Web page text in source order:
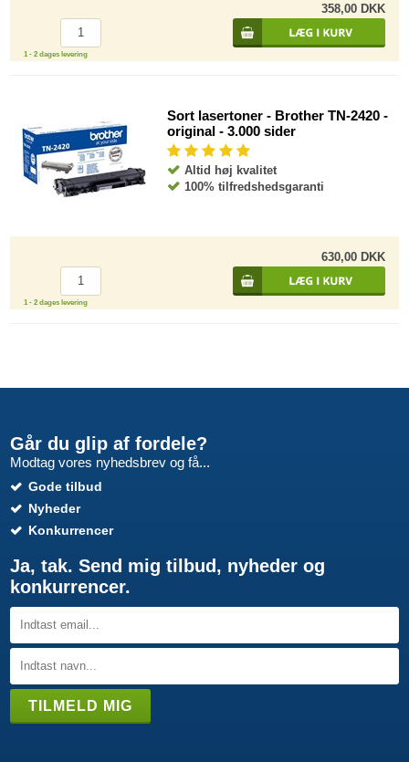
358,00 DKK
1 - 2 dages levering
Sort lasertoner - Brother TN-2420 -
original - 3.000 sider
Altid høj kvalitet
100% tilfredshedsgaranti
630,00 DKK
1 - 2 dages levering
Går du glip af fordele?
Modtag vores nyhedsbrev og få...
Gode tilbud
Nyheder
Konkurrencer
Ja, tak. Send mig tilbud, nyheder og
konkurrencer.